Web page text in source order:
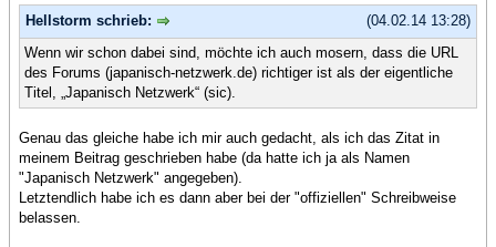
(04.02.14 13:28)
Hellstorm schrieb:
Wenn wir schon dabei sind, möchte ich auch mosern, dass die URL
des Forums (japanisch-netzwerk.de) richtiger ist als der eigentliche
Titel, „Japanisch Netzwerk“ (sic).
Genau das gleiche habe ich mir auch gedacht, als ich das Zitat in
meinem Beitrag geschrieben habe (da hatte ich ja als Namen
"Japanisch Netzwerk" angegeben).
Letztendlich habe ich es dann aber bei der "offiziellen" Schreibweise
belassen.